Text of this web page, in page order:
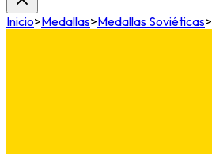
Inicio>Medallas>Medallas Soviéticas>